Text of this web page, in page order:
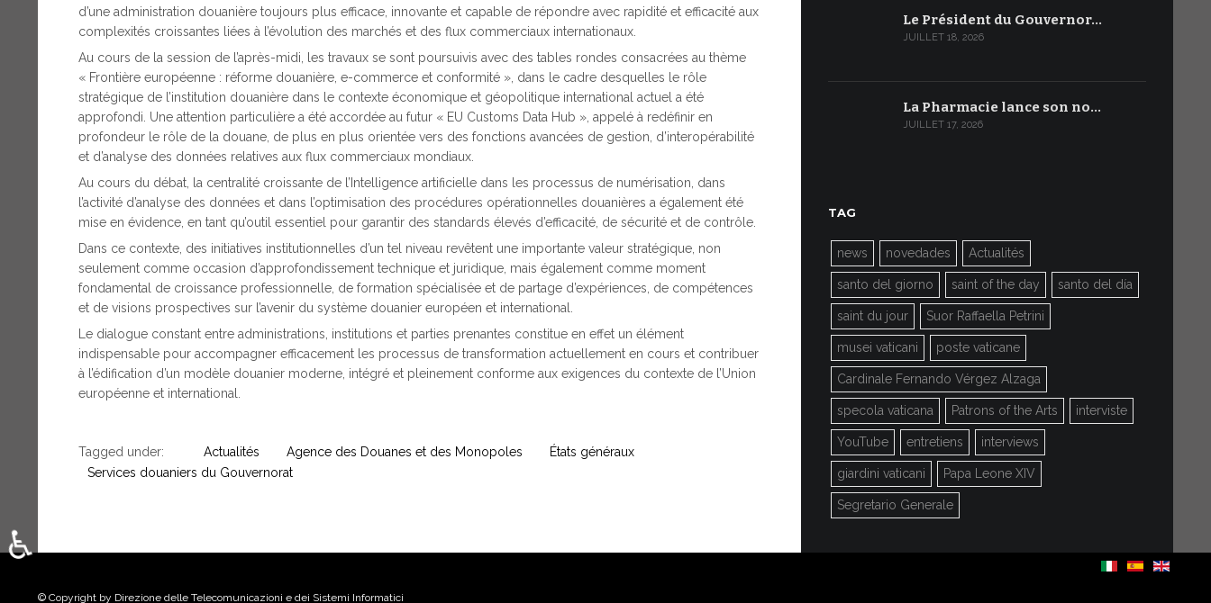
d’une administration douanière toujours plus efficace, innovante et capable de répondre avec rapidité et efficacité aux
complexités croissantes liées à l’évolution des marchés et des flux commerciaux internationaux.
Au cours de la session de l’après-midi, les travaux se sont poursuivis avec des tables rondes consacrées au thème
« Frontière européenne : réforme douanière, e-commerce et conformité », dans le cadre desquelles le rôle
stratégique de l’institution douanière dans le contexte économique et géopolitique international actuel a été
approfondi. Une attention particulière a été accordée au futur « EU Customs Data Hub », appelé à redéfinir en
profondeur le rôle de la douane, de plus en plus orientée vers des fonctions avancées de gestion, d’interopérabilité
et d’analyse des données relatives aux flux commerciaux mondiaux.
Au cours du débat, la centralité croissante de l’Intelligence artificielle dans les processus de numérisation, dans
l’activité d’analyse des données et dans l’optimisation des procédures opérationnelles douanières a également été
mise en évidence, en tant qu’outil essentiel pour garantir des standards élevés d’efficacité, de sécurité et de contrôle.
Dans ce contexte, des initiatives institutionnelles d’un tel niveau revêtent une importante valeur stratégique, non
seulement comme occasion d’approfondissement technique et juridique, mais également comme moment
fondamental de croissance professionnelle, de formation spécialisée et de partage d’expériences, de compétences
et de visions prospectives sur l’avenir du système douanier européen et international.
Le dialogue constant entre administrations, institutions et parties prenantes constitue en effet un élément
indispensable pour accompagner efficacement les processus de transformation actuellement en cours et contribuer
à l’édification d’un modèle douanier moderne, intégré et pleinement conforme aux exigences du contexte de l’Union
européenne et international.
Tagged under: Actualités Agence des Douanes et des Monopoles
États généraux
Services douaniers du Gouvernorat
Le Président du Gouvernor…
JUILLET 18, 2026
La Pharmacie lance son no…
JUILLET 17, 2026
TAG
news novedades Actualités
santo del giorno saint of the day santo del día
saint du jour Suor Raffaella Petrini
musei vaticani poste vaticane
Cardinale Fernando Vérgez Alzaga
specola vaticana Patrons of the Arts interviste
YouTube entretiens interviews
giardini vaticani Papa Leone XIV
Segretario Generale
© Copyright by Direzione delle Telecomunicazioni e dei Sistemi Informatici